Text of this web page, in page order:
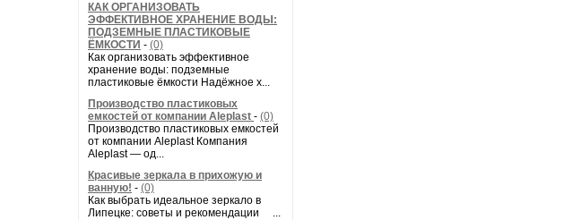
КАК ОРГАНИЗОВАТЬ
ЭФФЕКТИВНОЕ ХРАНЕНИЕ ВОДЫ:
ПОДЗЕМНЫЕ ПЛАСТИКОВЫЕ
ЁМКОСТИ - (0)
Как организовать эффективное
хранение воды: подземные
пластиковые ёмкости Надёжное х...
Производство пластиковых
емкостей от компании Aleplast - (0)
Производство пластиковых емкостей
от компании Aleplast Компания
Aleplast — од...
Красивые зеркала в прихожую и
ванную! - (0)
Как выбрать идеальное зеркало в
Липецке: советы и рекомендации ...